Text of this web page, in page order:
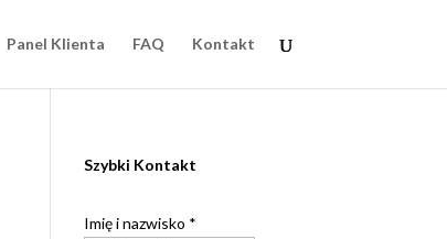
Panel Klienta FAQ Kontakt
Szybki Kontakt
Imię i nazwisko *